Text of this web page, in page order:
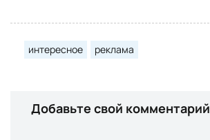
интересное реклама
Добавьте свой комментарий